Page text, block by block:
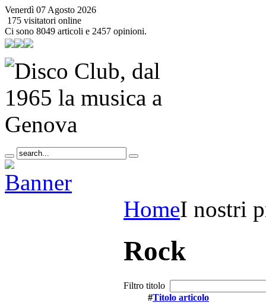
Venerdì 07 Agosto 2026
175 visitatori online
Ci sono 8049 articoli e 2457 opinioni.
HomeI nostri
Rock
Filtro titolo
#Titolo articolo